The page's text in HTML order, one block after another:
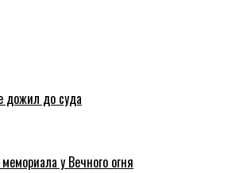
дожил до суда
у Вечного огня